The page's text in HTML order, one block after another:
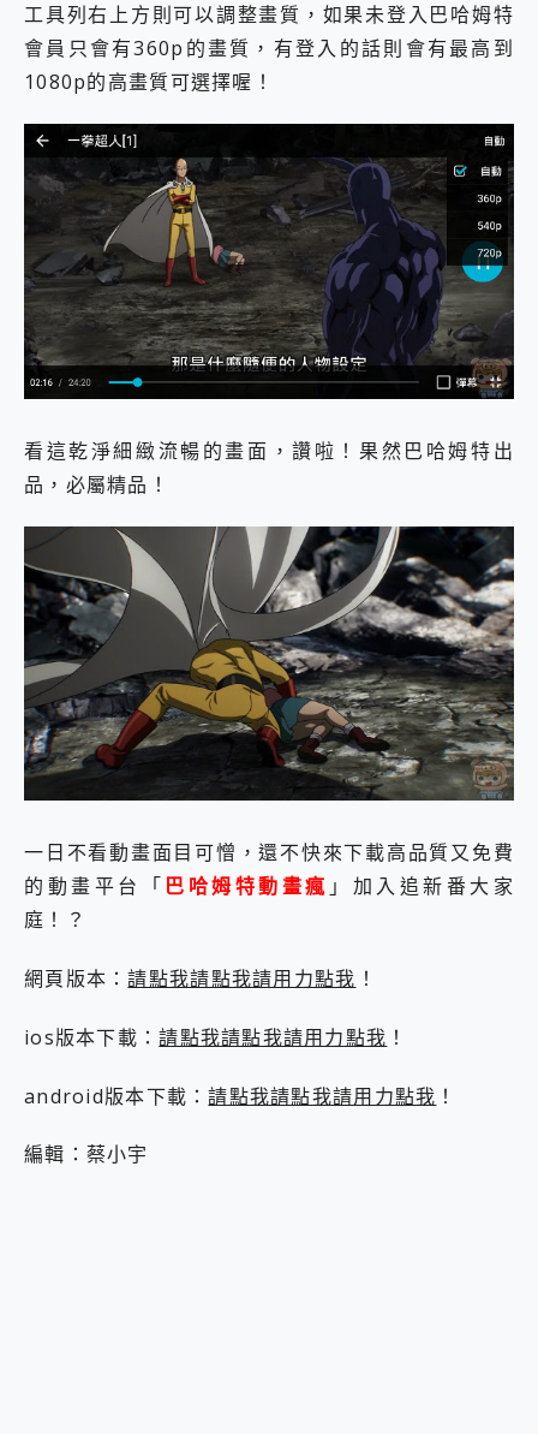
工具列右上方則可以調整畫質，如果未登入巴哈姆特
會員只會有360p的畫質，有登入的話則會有最高到
1080p的高畫質可選擇喔！
看這乾淨細緻流暢的畫面，讚啦！果然巴哈姆特出
品，必屬精品！
一日不看動畫面目可憎，還不快來下載高品質又免費
的動畫平台「 巴哈姆特動畫瘋 」加入追新番大家
庭！？
網頁版本：請點我請點我請用力點我 ！
ios版本下載：請點我請點我請用力點我 ！
android版本下載：請點我請點我請用力點我 ！
編輯：蔡小宇